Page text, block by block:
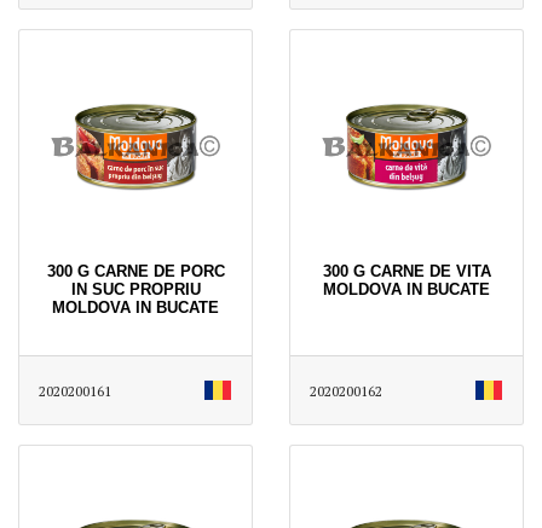
300 G CARNE DE PORC
IN SUC PROPRIU
MOLDOVA IN BUCATE
2020200161
300 G CARNE DE VITA
MOLDOVA IN BUCATE
2020200162